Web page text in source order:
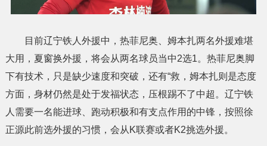
目前辽宁铁人外援中，热菲尼奥、姆本扎两名外援难堪
大用，夏窗换外援，将会从两名球员当中2选1。热菲尼奥脚
下有技术，只是缺少速度和突破，还有“救，姆本扎则是态度
方面，身材仍然是处于发福状态，压根踢不了中超。辽宁铁
人需要一名能进球、跑动积极和有支点作用的中锋，按照徐
正源此前选外援的习惯，会从K联赛或者K2挑选外援。